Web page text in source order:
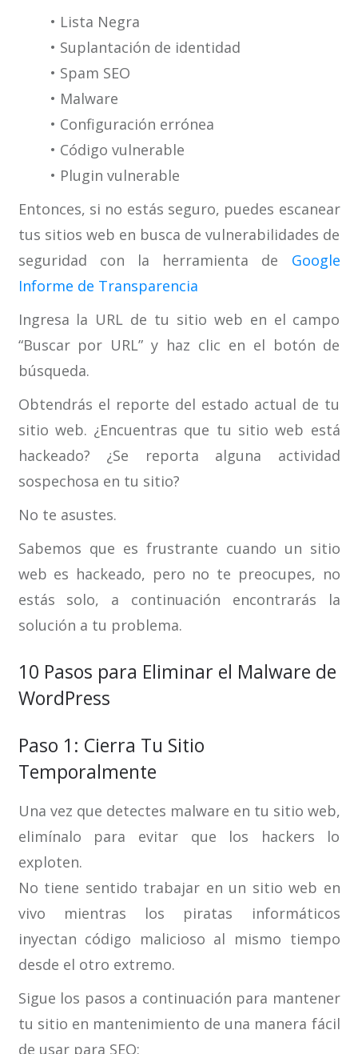
• Lista Negra
• Suplantación de identidad
• Spam SEO
• Malware
• Configuración errónea
• Código vulnerable
• Plugin vulnerable
Entonces, si no estás seguro, puedes escanear
tus sitios web en busca de vulnerabilidades de
seguridad con la herramienta de Google
Informe de Transparencia
Ingresa la URL de tu sitio web en el campo
“Buscar por URL” y haz clic en el botón de
búsqueda.
Obtendrás el reporte del estado actual de tu
sitio web. ¿Encuentras que tu sitio web está
hackeado? ¿Se reporta alguna actividad
sospechosa en tu sitio?
No te asustes.
Sabemos que es frustrante cuando un sitio
web es hackeado, pero no te preocupes, no
estás solo, a continuación encontrarás la
solución a tu problema.
10 Pasos para Eliminar el Malware de
WordPress
Paso 1: Cierra Tu Sitio
Temporalmente
Una vez que detectes malware en tu sitio web,
elimínalo para evitar que los hackers lo
exploten.
No tiene sentido trabajar en un sitio web en
vivo mientras los piratas informáticos
inyectan código malicioso al mismo tiempo
desde el otro extremo.
Sigue los pasos a continuación para mantener
tu sitio en mantenimiento de una manera fácil
de usar para SEO: